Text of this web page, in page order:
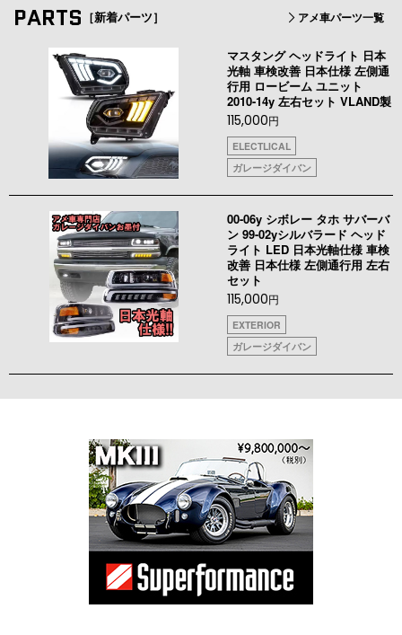
PARTS ［新着パーツ］ アメ車パーツ一覧
マスタング ヘッドライト 日本
光軸 車検改善 日本仕様 左側通
行用 ロービーム ユニット
2010-14y 左右セット VLAND製
115,000円
ELECTLICAL
ガレージダイバン
00-06y シボレー タホ サバーバ
ン 99-02yシルバラード ヘッド
ライト LED 日本光軸仕様 車検
改善 日本仕様 左側通行用 左右
セット
115,000円
EXTERIOR
ガレージダイバン